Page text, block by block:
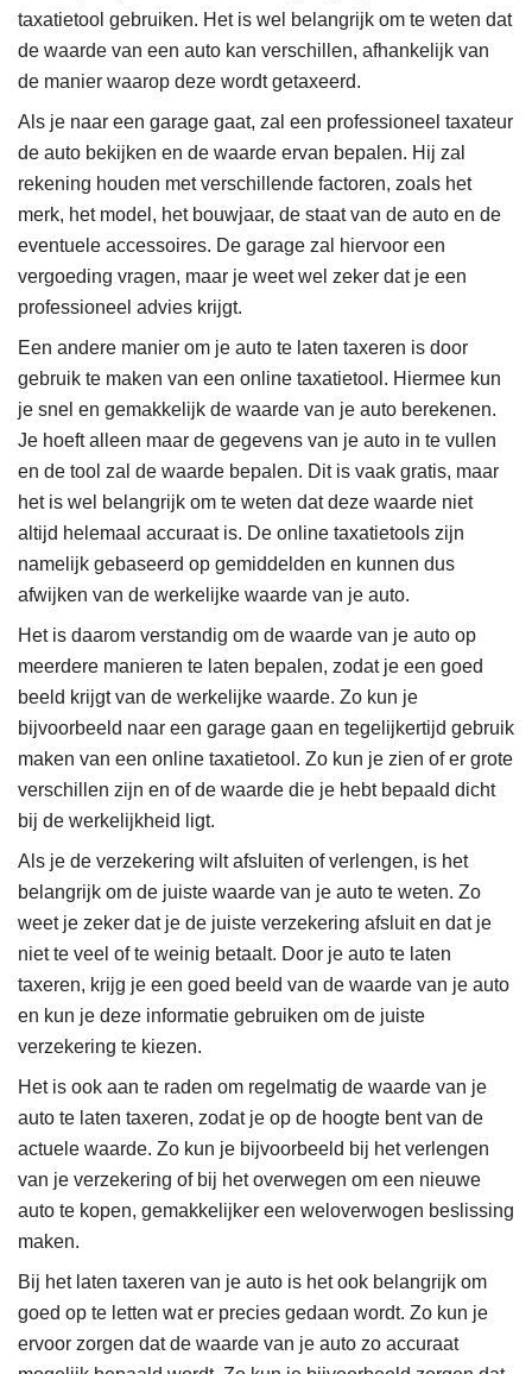
taxatietool gebruiken. Het is wel belangrijk om te weten dat
de waarde van een auto kan verschillen, afhankelijk van
de manier waarop deze wordt getaxeerd.
Als je naar een garage gaat, zal een professioneel taxateur
de auto bekijken en de waarde ervan bepalen. Hij zal
rekening houden met verschillende factoren, zoals het
merk, het model, het bouwjaar, de staat van de auto en de
eventuele accessoires. De garage zal hiervoor een
vergoeding vragen, maar je weet wel zeker dat je een
professioneel advies krijgt.
Een andere manier om je auto te laten taxeren is door
gebruik te maken van een online taxatietool. Hiermee kun
je snel en gemakkelijk de waarde van je auto berekenen.
Je hoeft alleen maar de gegevens van je auto in te vullen
en de tool zal de waarde bepalen. Dit is vaak gratis, maar
het is wel belangrijk om te weten dat deze waarde niet
altijd helemaal accuraat is. De online taxatietools zijn
namelijk gebaseerd op gemiddelden en kunnen dus
afwijken van de werkelijke waarde van je auto.
Het is daarom verstandig om de waarde van je auto op
meerdere manieren te laten bepalen, zodat je een goed
beeld krijgt van de werkelijke waarde. Zo kun je
bijvoorbeeld naar een garage gaan en tegelijkertijd gebruik
maken van een online taxatietool. Zo kun je zien of er grote
verschillen zijn en of de waarde die je hebt bepaald dicht
bij de werkelijkheid ligt.
Als je de verzekering wilt afsluiten of verlengen, is het
belangrijk om de juiste waarde van je auto te weten. Zo
weet je zeker dat je de juiste verzekering afsluit en dat je
niet te veel of te weinig betaalt. Door je auto te laten
taxeren, krijg je een goed beeld van de waarde van je auto
en kun je deze informatie gebruiken om de juiste
verzekering te kiezen.
Het is ook aan te raden om regelmatig de waarde van je
auto te laten taxeren, zodat je op de hoogte bent van de
actuele waarde. Zo kun je bijvoorbeeld bij het verlengen
van je verzekering of bij het overwegen om een nieuwe
auto te kopen, gemakkelijker een weloverwogen beslissing
maken.
Bij het laten taxeren van je auto is het ook belangrijk om
goed op te letten wat er precies gedaan wordt. Zo kun je
ervoor zorgen dat de waarde van je auto zo accuraat